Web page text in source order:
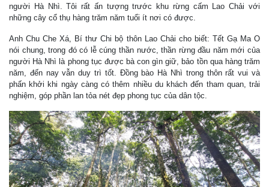
người Hà Nhì. Tôi rất ấn tượng trước khu rừng cấm Lao Chải với
những cây cổ thụ hàng trăm năm tuổi ít nơi có được.
Anh Chu Che Xá, Bí thư Chi bộ thôn Lao Chải cho biết: Tết Gạ Ma O
nói chung, trong đó có lễ cúng thần nước, thần rừng đầu năm mới của
người Hà Nhì là phong tục được bà con gìn giữ, bảo tồn qua hàng trăm
năm, đến nay vẫn duy trì tốt. Đồng bào Hà Nhì trong thôn rất vui và
phấn khởi khi ngày càng có thêm nhiều du khách đến tham quan, trải
nghiệm, góp phần lan tỏa nét đẹp phong tục của dân tộc.